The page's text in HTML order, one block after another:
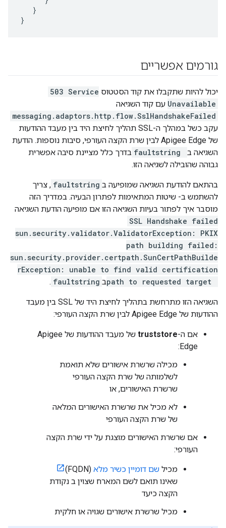
   }
}
גורמים אפשריים
יכול להיות שתקבלו את קוד הסטטוס 503 Service
Unavailable עם קוד השגיאה
messaging.adaptors.http.flow.SslHandshakeFailed
עקב כשל במהלך ה-SSL תהליך לחיצת היד בין מעבד ההודעות
של Apigee Edge לבין שרת הקצה העורפי, סיבות נוספות. הודעת
השגיאה ב
faultstring בדרך כלל מציינת סיבה אפשרית
גבוהה שהובילה לשגיאה הזו.
בהתאם להודעת השגיאה שמופיעה ב faultstring , צריך
להשתמש ב- שיטות המתאימות לפתרון הבעיה. במדריך הזה
מוסבר איך לפתור בעיות השגיאה הזו אם מופיעה הודעת השגיאה
SSL Handshake failed
sun.security.validator.ValidatorException: PKIX
path building failed:
sun.security.provider.certpath.SunCertPathBuilde
rException: unable to find valid certification
path to requested targetב faultstring
.
השגיאה הזו מתרחשת בתהליך לחיצת היד של SSL בין מעבד
ההודעות של Apigee Edge לבין שרת הקצה העורפי:
אם ה-truststore
של מעבד ההודעות של Apigee
Edge:
מכילה שרשרת אישורים שלא תואמת
לשלמותה של שרת הקצה העורפי
שרשרת האישורים, או
לא מכיל את שרשרת האישורים המלאה
של שרת הקצה העורפי
אם שרשרת האישורים מוצגת על ידי שרת הקצה
העורפי:
מכיל שם דומיין כשיר מלא (FQDN)
שאינו תואם לשם המארח שצוין ב נקודת
הקצה כיעד
מכיל שרשרת אישורים שגויה או חלקית